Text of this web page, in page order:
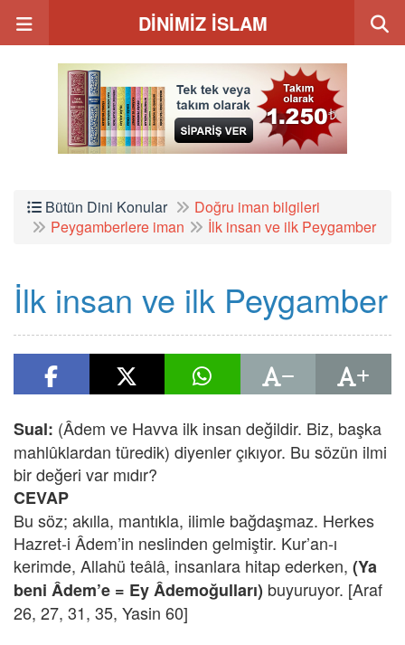
DİNİMİZ İSLAM
Bütün Dini Konular
Doğru iman bilgileri
Peygamberlere iman
İlk insan ve ilk Peygamber
İlk insan ve ilk Peygamber
Sual: (Âdem ve Havva ilk insan değildir. Biz, başka
mahlûklardan türedik) diyenler çıkıyor. Bu sözün ilmi
bir değeri var mıdır?
CEVAP
Bu söz; akılla, mantıkla, ilimle bağdaşmaz. Herkes
Hazret-i Âdem’in neslinden gelmiştir. Kur’an-ı
kerimde, Allahü teâlâ, insanlara hitap ederken, (Ya
beni Âdem’e = Ey Âdemoğulları) buyuruyor. [Araf
26, 27, 31, 35, Yasin 60]